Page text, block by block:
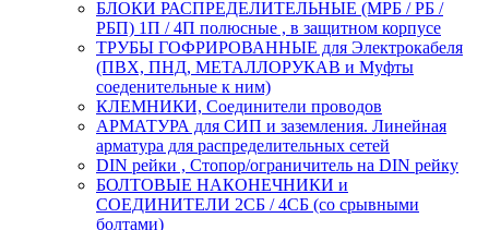
БЛОКИ РАСПРЕДЕЛИТЕЛЬНЫЕ (МРБ / РБ /
РБП) 1П / 4П полюсные , в защитном корпусе
ТРУБЫ ГОФРИРОВАННЫЕ для Электрокабеля
(ПВХ, ПНД, МЕТАЛЛОРУКАВ и Муфты
соеденительные к ним)
КЛЕМНИКИ, Соединители проводов
АРМАТУРА для СИП и заземления. Линейная
арматура для распределительных сетей
DIN рейки , Стопор/ограничитель на DIN рейку
БОЛТОВЫЕ НАКОНЕЧНИКИ и
СОЕДИНИТЕЛИ 2СБ / 4СБ (со срывными
болтами)